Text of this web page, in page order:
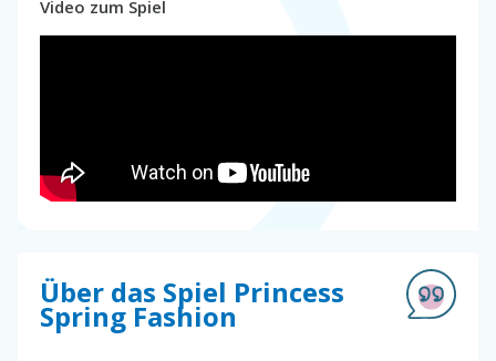
Video zum Spiel
Über das Spiel Princess
Spring Fashion